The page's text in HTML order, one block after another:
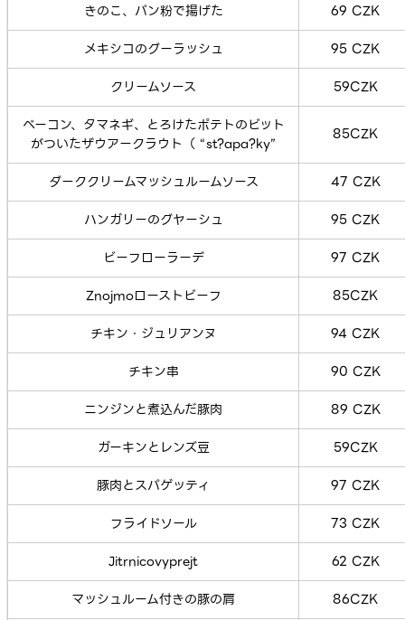
きのこ、パン粉で揚げた
69 CZK
メキシコのグーラッシュ
95 CZK
クリームソース
59CZK
ベーコン、タマネギ、とろけたポテトのビット
がついたザウアークラウト（ “st?apa?ky”
85CZK
ダーククリームマッシュルームソース
47 CZK
ハンガリーのグヤーシュ
95 CZK
ビーフローラーデ
97 CZK
Znojmoローストビーフ
85CZK
チキン・ジュリアンヌ
94 CZK
チキン串
90 CZK
ニンジンと煮込んだ豚肉
89 CZK
ガーキンとレンズ豆
59CZK
豚肉とスパゲッティ
97 CZK
フライドソール
73 CZK
Jitrnicovyprejt
62 CZK
マッシュルーム付きの豚の肩
86CZK